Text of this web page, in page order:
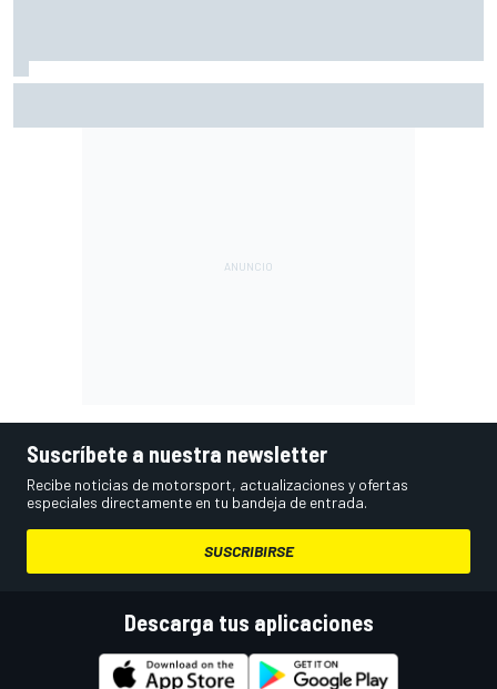
Suscríbete a nuestra newsletter
Recibe noticias de motorsport, actualizaciones y ofertas
especiales directamente en tu bandeja de entrada.
SUSCRIBIRSE
Descarga tus aplicaciones